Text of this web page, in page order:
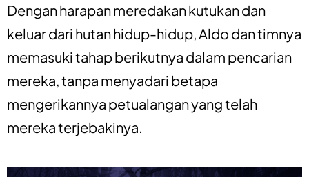
Dengan harapan meredakan kutukan dan
keluar dari hutan hidup-hidup, Aldo dan timnya
memasuki tahap berikutnya dalam pencarian
mereka, tanpa menyadari betapa
mengerikannya petualangan yang telah
mereka terjebakinya.